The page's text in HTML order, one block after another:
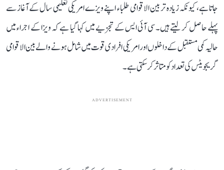
جاتا ہے، کیونکہ زیادہ تر بین الاقوامی طلباء اپنے ویزے امریکی تعلیمی سال کے آغاز سے
پہلے حاصل کر لیتے ہیں۔ سی آئی ایس کے تجزیے میں کہا گیا ہے کہ ویزا کے اجراء میں
حالیہ کمی مستقبل کے داخلوں اور امریکی افرادی قوت میں شامل ہونے والے بین الاقوامی
گریجویٹس کی تعداد کو متاثر کر سکتی ہے۔
ADVERTISEMENT